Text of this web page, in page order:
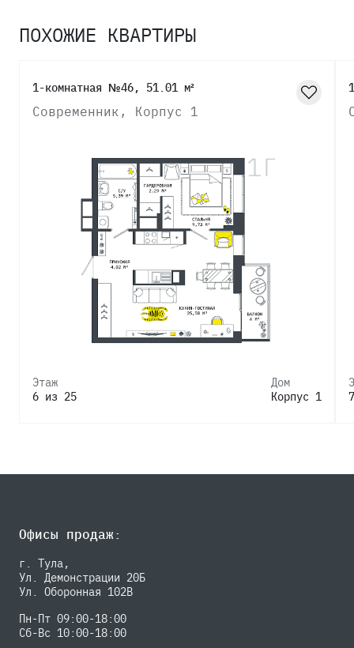
ПОХОЖИЕ КВАРТИРЫ
1-комнатная №46, 51.01 м²
Современник, Корпус 1
Этаж
6 из 25
Дом
Корпус 1
Офисы продаж:
г. Тула,
Ул. Демонстрации 20Б
Ул. Оборонная 102В
Пн-Пт 09:00-18:00
Сб-Вс 10:00-18:00